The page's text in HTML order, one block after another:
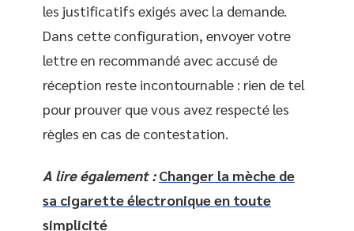
les justificatifs exigés avec la demande.
Dans cette configuration, envoyer votre
lettre en recommandé avec accusé de
réception reste incontournable : rien de tel
pour prouver que vous avez respecté les
règles en cas de contestation.
A lire également : Changer la mèche de
sa cigarette électronique en toute
simplicité